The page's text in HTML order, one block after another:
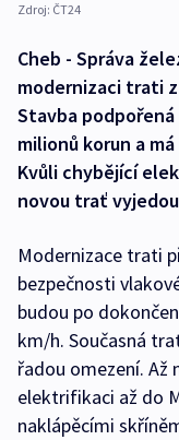
Zdroj: ČT24
Cheb - Správa
modernizaci trati
Stavba
milionů korun a
Kvůli chybějící
novou trať
Modernizace trati
bezpečnosti
budou po
km/h. Současná
řadou omezení. Až
elektrifikaci až do
naklápěcími